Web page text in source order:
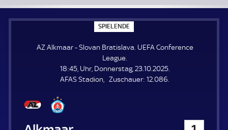
SPIELENDE
P
E
N
E
AZ Alkmaar - Slovan Bratislava. UEFA Conference
League.
18:45, Uhr, Donnerstag, 23.10.2025.
AFAS Stadion
Zuschauer: Z
12.086.